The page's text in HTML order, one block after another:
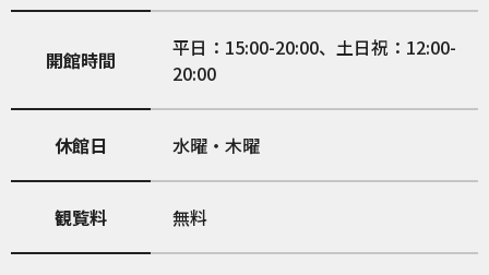
開館時間
平日：15:00-20:00、土日祝：12:00-
20:00
休館日 水曜・木曜
観覧料 無料